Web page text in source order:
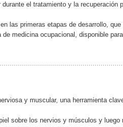
el tratamiento y la recuperación
las primeras etapas de desarrollo,
medicina ocupacional, disponible
y muscular, una herramienta
sobre los nervios y músculos y luego